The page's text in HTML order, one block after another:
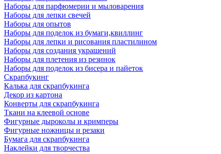
Наборы для парфюмерии и мыловарения
Наборы для лепки свечей
Наборы для опытов
Наборы для поделок из бумаги,квиллинг
Наборы для лепки и рисования пластилином
Наборы для создания украшений
Наборы для плетения из резинок
Наборы для поделок из бисера и пайеток
Скрапбукинг
Калька для скрапбукинга
Декор из картона
Конверты для скрапбукинга
Ткани на клеевой основе
Фигурные дыроколы и кримперы
Фигурные ножницы и резаки
Бумага для скрапбукинга
Наклейки для творчества